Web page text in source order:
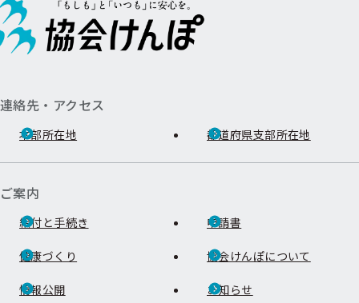
連絡先・アクセス
本部所在地 都道府県支部所在地
ご案内
給付と手続き 申請書
健康づくり 協会けんぽについて
情報公開 お知らせ